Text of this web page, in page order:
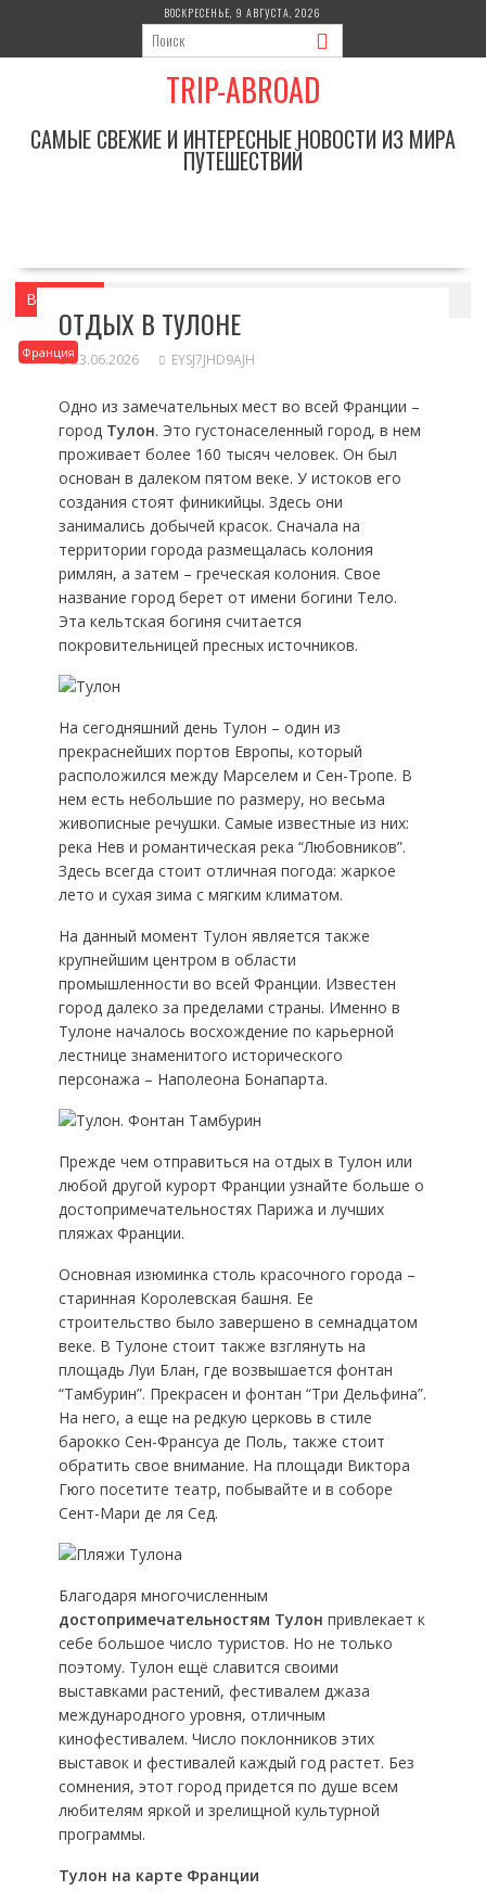
содержимому
ВОСКРЕСЕНЬЕ, 9 АВГУСТА, 2026
TRIP-ABROAD
САМЫЕ СВЕЖИЕ И ИНТЕРЕСНЫЕ НОВОСТИ ИЗ МИРА
ПУТЕШЕСТВИЙ
Вы здесь
Франция
ОТДЫХ В ТУЛОНЕ
23.06.2026 EYSJ7JHD9AJH
Одно из замечательных мест во всей Франции –
город Тулон. Это густонаселенный город, в нем
проживает более 160 тысяч человек. Он был
основан в далеком пятом веке. У истоков его
создания стоят финикийцы. Здесь они
занимались добычей красок. Сначала на
территории города размещалась колония
римлян, а затем – греческая колония. Свое
название город берет от имени богини Тело.
Эта кельтская богиня считается
покровительницей пресных источников.
На сегодняшний день Тулон – один из
прекраснейших портов Европы, который
расположился между Марселем и Сен-Тропе. В
нем есть небольшие по размеру, но весьма
живописные речушки. Самые известные из них:
река Нев и романтическая река “Любовников”.
Здесь всегда стоит отличная погода: жаркое
лето и сухая зима с мягким климатом.
На данный момент Тулон является также
крупнейшим центром в области
промышленности во всей Франции. Известен
город далеко за пределами страны. Именно в
Тулоне началось восхождение по карьерной
лестнице знаменитого исторического
персонажа – Наполеона Бонапарта.
Прежде чем отправиться на отдых в Тулон или
любой другой курорт Франции узнайте больше о
достопримечательностях Парижа и лучших
пляжах Франции.
Основная изюминка столь красочного города –
старинная Королевская башня. Ее
строительство было завершено в семнадцатом
веке. В Тулоне стоит также взглянуть на
площадь Луи Блан, где возвышается фонтан
“Тамбурин”. Прекрасен и фонтан “Три Дельфина”.
На него, а еще на редкую церковь в стиле
барокко Сен-Франсуа де Поль, также стоит
обратить свое внимание. На площади Виктора
Гюго посетите театр, побывайте и в соборе
Сент-Мари де ля Сед.
Благодаря многочисленным
достопримечательностям Тулон привлекает к
себе большое число туристов. Но не только
поэтому. Тулон ещё славится своими
выставками растений, фестивалем джаза
международного уровня, отличным
кинофестивалем. Число поклонников этих
выставок и фестивалей каждый год растет. Без
сомнения, этот город придется по душе всем
любителям яркой и зрелищной культурной
программы.
Тулон на карте Франции